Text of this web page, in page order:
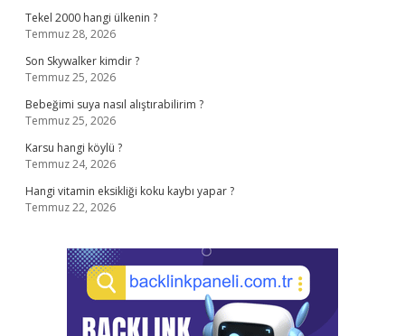
Tekel 2000 hangi ülkenin ?
Temmuz 28, 2026
Son Skywalker kimdir ?
Temmuz 25, 2026
Bebeğimi suya nasıl alıştırabilirim ?
Temmuz 25, 2026
Karsu hangi köylü ?
Temmuz 24, 2026
Hangi vitamin eksikliği koku kaybı yapar ?
Temmuz 22, 2026